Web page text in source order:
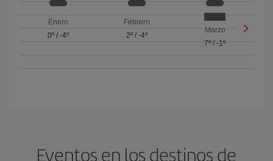
Enero
0º/ -4º
Febrero
2º/ -4º
Marzo
7º/-1º
Eventos en los destinos de